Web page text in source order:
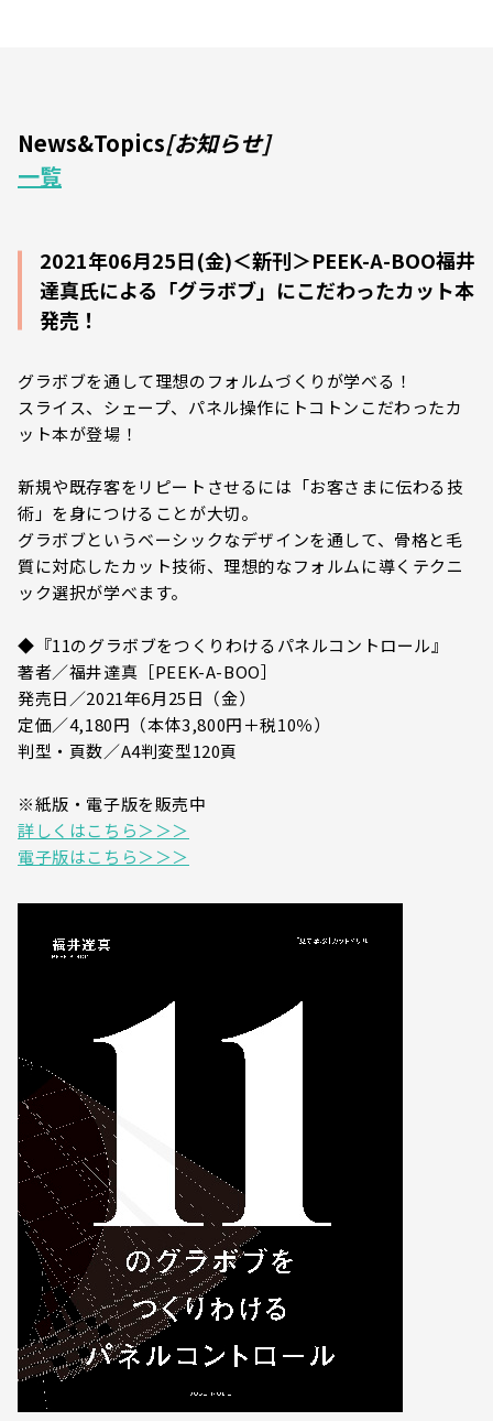
News&Topics[お知らせ]
一覧
2021年06月25日(金)＜新刊＞PEEK-A-BOO福井
達真氏による「グラボブ」にこだわったカット本
発売！
グラボブを通して理想のフォルムづくりが学べる！
スライス、シェープ、パネル操作にトコトンこだわったカ
ット本が登場！
新規や既存客をリピートさせるには「お客さまに伝わる技
術」を身につけることが大切。
グラボブというベーシックなデザインを通して、骨格と毛
質に対応したカット技術、理想的なフォルムに導くテクニ
ック選択が学べます。
◆『11のグラボブをつくりわけるパネルコントロール』
著者／福井達真［PEEK-A-BOO］
発売日／2021年6月25日（金）
定価／4,180円（本体3,800円＋税10％）
判型・頁数／A4判変型120頁
※紙版・電子版を販売中
詳しくはこちら＞＞＞
電子版はこちら＞＞＞